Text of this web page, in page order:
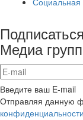
Медиа
Введите ваш E-mail
Отправляя данную